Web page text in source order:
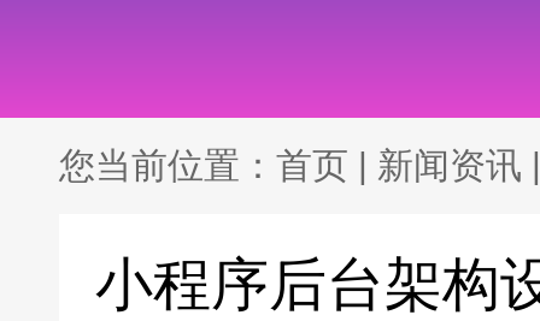
您当前位置： 首页 | 新闻资讯 |
小程序后台架构